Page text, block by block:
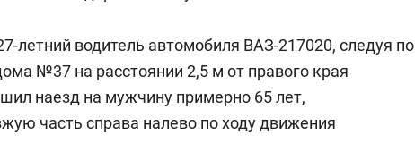
летний водитель автомобиля ВАЗ-217020, следуя по
№37 на расстоянии 2,5 м от правого края
наезд на мужчину примерно 65 лет,
часть справа налево по ходу движения